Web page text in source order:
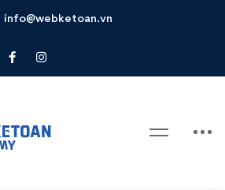
info@webketoan.vn
TNCN nhanh chóng
thuế TNCN nhanh